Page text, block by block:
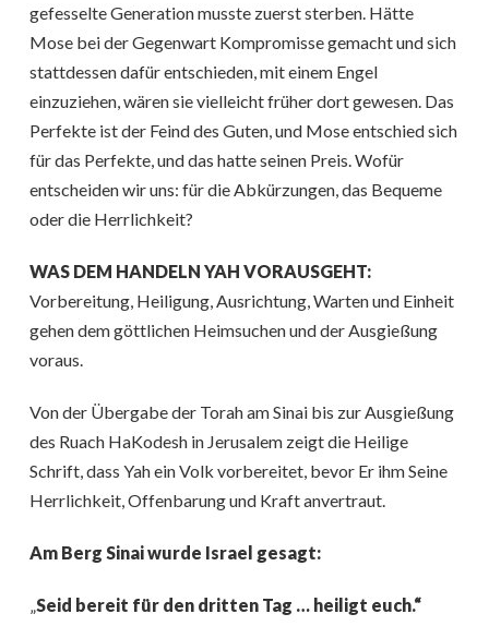
gefesselte Generation musste zuerst sterben. Hätte
Mose bei der Gegenwart Kompromisse gemacht und sich
stattdessen dafür entschieden, mit einem Engel
einzuziehen, wären sie vielleicht früher dort gewesen. Das
Perfekte ist der Feind des Guten, und Mose entschied sich
für das Perfekte, und das hatte seinen Preis. Wofür
entscheiden wir uns: für die Abkürzungen, das Bequeme
oder die Herrlichkeit?
WAS DEM HANDELN YAH VORAUSGEHT:
Vorbereitung, Heiligung, Ausrichtung, Warten und Einheit
gehen dem göttlichen Heimsuchen und der Ausgießung
voraus.
Von der Übergabe der Torah am Sinai bis zur Ausgießung
des Ruach HaKodesh in Jerusalem zeigt die Heilige
Schrift, dass Yah ein Volk vorbereitet, bevor Er ihm Seine
Herrlichkeit, Offenbarung und Kraft anvertraut.
Am Berg Sinai wurde Israel gesagt:
„Seid bereit für den dritten Tag … heiligt euch.“